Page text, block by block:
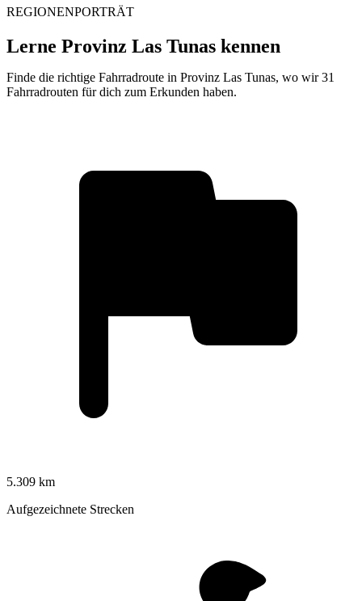
REGIONENPORTRÄT
Lerne Provinz Las Tunas kennen
Finde die richtige Fahrradroute in Provinz Las Tunas, wo wir 31
Fahrradrouten für dich zum Erkunden haben.
5.309 km
Aufgezeichnete Strecken